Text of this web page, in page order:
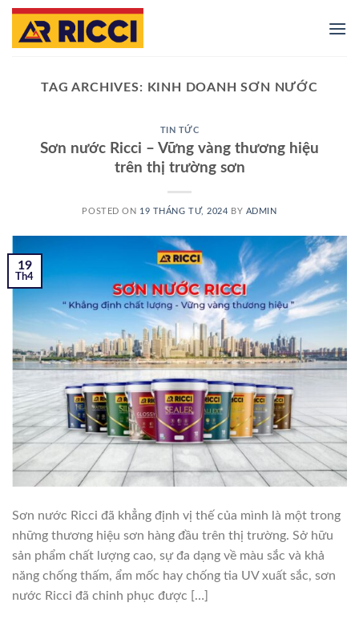
Skip
content
TAG ARCHIVES: KINH DOANH SƠN NƯỚC
TIN TỨC
Sơn nước Ricci – Vững vàng thương hiệu
trên thị trường sơn
POSTED ON 19 THÁNG TƯ, 2024 BY ADMIN
19
Th4
Sơn nước Ricci đã khẳng định vị thế của mình là một trong
những thương hiệu sơn hàng đầu trên thị trường. Sở hữu
sản phẩm chất lượng cao, sự đa dạng về màu sắc và khả
năng chống thấm, ẩm mốc hay chống tia UV xuất sắc, sơn
nước Ricci đã chinh phục được […]